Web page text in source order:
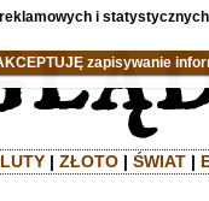
| ZŁOTO| ŚWIAT|
i
zapisywanie